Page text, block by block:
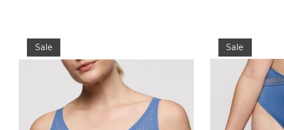
Items van productcarrousel
Sale Sale